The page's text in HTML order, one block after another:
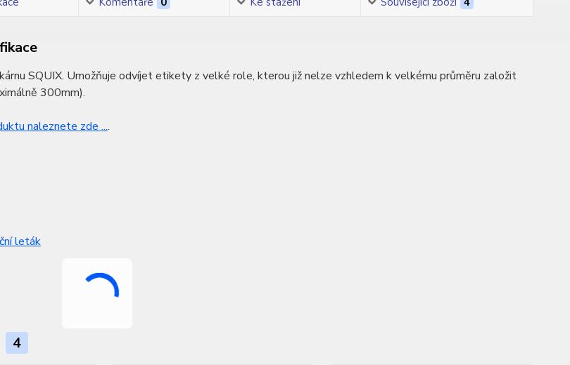
SQUIX. Umožňuje odvíjet etikety z velké role, kterou již nelze vzhledem k velkému průměru založit
300mm).
naleznete zde ....
leták
4